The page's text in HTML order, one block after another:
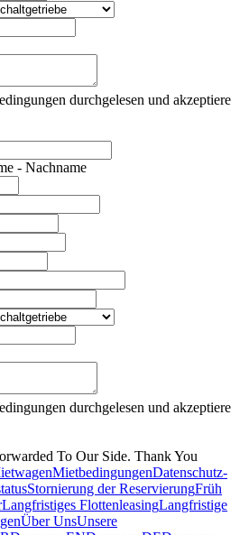
durchgelesen und akzeptiere
- Nachname
durchgelesen und akzeptiere
To Our Side. Thank You
MietbedingungenDatenschutz-
Stornierung der ReservierungFrüh
Langfristiges FlottenleasingLangfristige
Über UnsUnsere